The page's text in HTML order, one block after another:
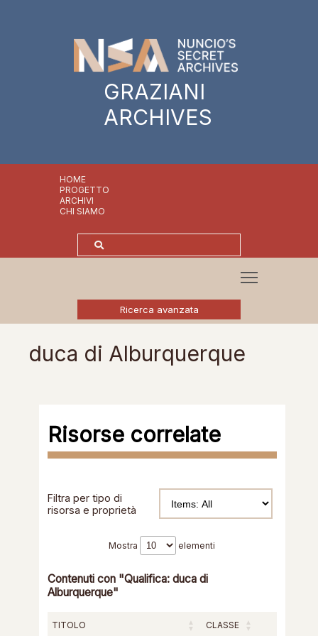
GRAZIANI
ARCHIVES
HOME
PROGETTO
ARCHIVI
CHI SIAMO
Ricerca avanzata
Risorse correlate
Filtra per tipo di
risorsa e proprietà
Mostra elementi
Contenuti con "Qualifica: duca di
Alburquerque"
TITOLO CLASSE
duca di Alburquerque